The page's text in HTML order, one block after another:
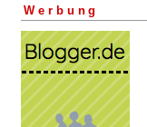
Werbung